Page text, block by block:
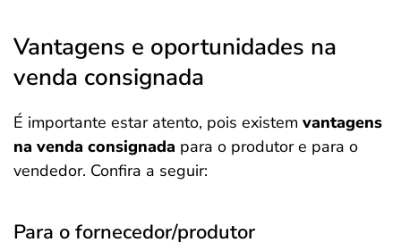
Vantagens e oportunidades na
venda consignada
É importante estar atento, pois existem vantagens
na venda consignada para o produtor e para o
vendedor. Confira a seguir:
Para o fornecedor/produtor